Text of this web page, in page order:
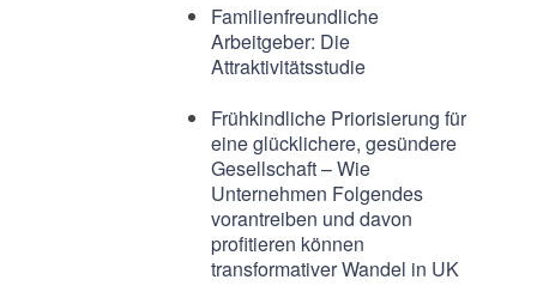
Familienfreundliche
Arbeitgeber: Die
Attraktivitätsstudie
Frühkindliche Priorisierung für
eine glücklichere, gesündere
Gesellschaft – Wie
Unternehmen Folgendes
vorantreiben und davon
profitieren können
transformativer Wandel in UK